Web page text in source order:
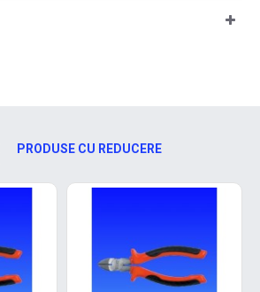
PRODUSE CU REDUCERE